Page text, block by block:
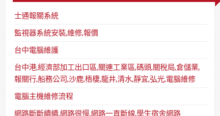
士通報關系統
監視器系統安裝,維修,報價
台中電腦維護
台中港,經濟部加工出口區,關連工業區,碼頭,關稅局,倉儲業,
報關行,船務公司,沙鹿,梧棲,龍井,清水,靜宜,弘光,電腦維修
電腦主機維修流程
網路斷斷續續,網路很慢,網路一直斷線,學生宿舍網路